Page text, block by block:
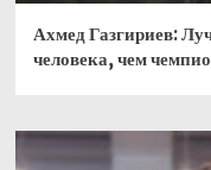
Ахмед Газгириев:
человека, чем